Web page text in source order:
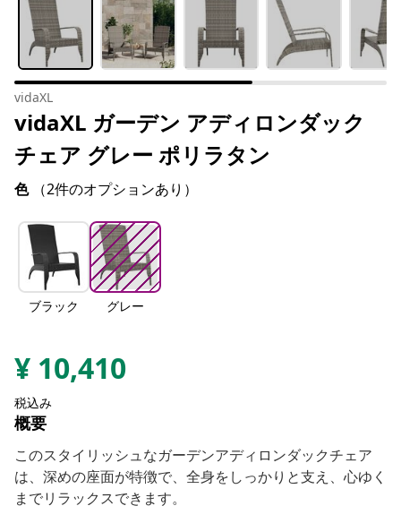
vidaXL
vidaXL ガーデン アディロンダック
チェア グレー ポリラタン
色 （2件のオプションあり）
ブラック グレー
¥ 10,410
税込み
概要
このスタイリッシュなガーデンアディロンダックチェア
は、深めの座面が特徴で、全身をしっかりと支え、心ゆく
までリラックスできます。